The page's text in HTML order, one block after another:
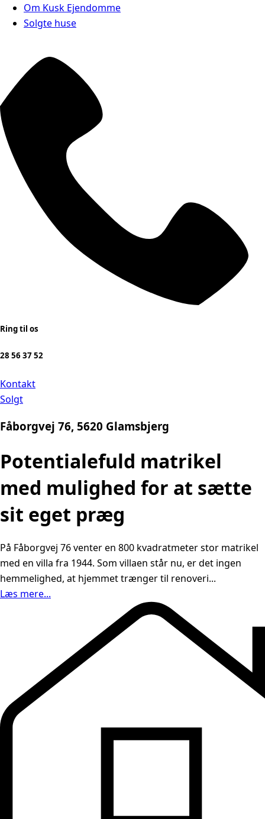
Om Kusk Ejendomme
Solgte huse
Ring til os
28 56 37 52
Kontakt
Solgt
Fåborgvej 76, 5620 Glamsbjerg
Potentialefuld matrikel
med mulighed for at sætte
sit eget præg
På Fåborgvej 76 venter en 800 kvadratmeter stor matrikel
med en villa fra 1944. Som villaen står nu, er det ingen
hemmelighed, at hjemmet trænger til renoveri...
Læs mere...